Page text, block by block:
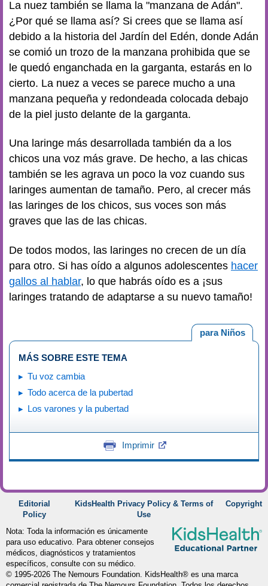
La nuez también se llama la "manzana de Adán".
¿Por qué se llama así? Si crees que se llama así
debido a la historia del Jardín del Edén, donde Adán
se comió un trozo de la manzana prohibida que se
le quedó enganchada en la garganta, estarás en lo
cierto. La nuez a veces se parece mucho a una
manzana pequeña y redondeada colocada debajo
de la piel justo delante de la garganta.
Una laringe más desarrollada también da a los
chicos una voz más grave. De hecho, a las chicas
también se les agrava un poco la voz cuando sus
laringes aumentan de tamaño. Pero, al crecer más
las laringes de los chicos, sus voces son más
graves que las de las chicas.
De todos modos, las laringes no crecen de un día
para otro. Si has oído a algunos adolescentes hacer
gallos al hablar, lo que habrás oído es a ¡sus
laringes tratando de adaptarse a su nuevo tamaño!
para Niños
MÁS SOBRE ESTE TEMA
Tu voz cambia
Todo acerca de la pubertad
Los varones y la pubertad
Imprimir
Editorial
Policy
KidsHealth Privacy Policy & Terms of
Use
Copyright
Nota: Toda la información es únicamente
para uso educativo. Para obtener consejos
médicos, diagnósticos y tratamientos
específicos, consulte con su médico.
© 1995-2026 The Nemours Foundation. KidsHealth® es una marca